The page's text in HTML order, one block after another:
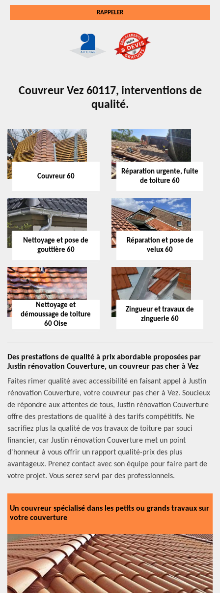
Couvreur Vez 60117, interventions de
qualité.
Couvreur 60
Réparation urgente, fuite
de toiture 60
Nettoyage et pose de
gouttière 60
Réparation et pose de
velux 60
Nettoyage et
démoussage de toiture
60 Oise
Zingueur et travaux de
zinguerie 60
Des prestations de qualité à prix abordable proposées par
Justin rénovation Couverture, un couvreur pas cher à Vez
Faites rimer qualité avec accessibilité en faisant appel à Justin
rénovation Couverture, votre couvreur pas cher à Vez. Soucieux
de répondre aux attentes de tous, Justin rénovation Couverture
offre des prestations de qualité à des tarifs compétitifs. Ne
sacrifiez plus la qualité de vos travaux de toiture par souci
financier, car Justin rénovation Couverture met un point
d'honneur à vous offrir un rapport qualité-prix des plus
avantageux. Prenez contact avec son équipe pour faire part de
votre projet. Vous serez servi par des professionnels.
Un couvreur spécialisé dans les petits ou grands travaux sur
votre couverture